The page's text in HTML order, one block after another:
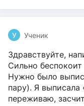
У Ученик
Здравствуйте,
Сильно
Нужно было
пару). Я
переживаю,